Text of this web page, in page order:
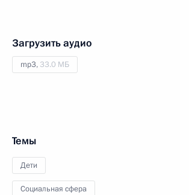
Загрузить аудио
mp3, 33.0 МБ
Темы
Дети
Социальная сфера